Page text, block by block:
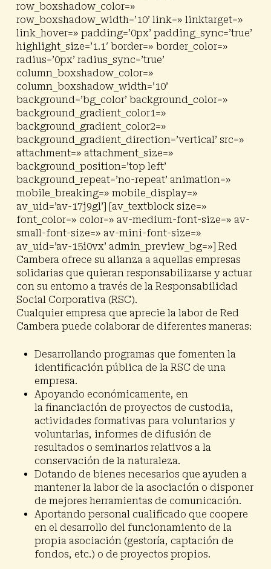
row_boxshadow_color=»
row_boxshadow_width=’10’ link=» linktarget=»
link_hover=» padding=’0px’ padding_sync=’true’
highlight_size=’1.1′ border=» border_color=»
radius=’0px’ radius_sync=’true’
column_boxshadow_color=»
column_boxshadow_width=’10’
background=’bg_color’ background_color=»
background_gradient_color1=»
background_gradient_color2=»
background_gradient_direction=’vertical’ src=»
attachment=» attachment_size=»
background_position=’top left’
background_repeat=’no-repeat’ animation=»
mobile_breaking=» mobile_display=»
av_uid=’av-17j9gl’] [av_textblock size=»
font_color=» color=» av-medium-font-size=» av-
small-font-size=» av-mini-font-size=»
av_uid=’av-15i0vx’ admin_preview_bg=»] Red
Cambera ofrece su alianza a aquellas empresas
solidarias que quieran responsabilizarse y actuar
con su entorno a través de la Responsabilidad
Social Corporativa (RSC).
Cualquier empresa que aprecie la labor de Red
Cambera puede colaborar de diferentes maneras:
Desarrollando programas que fomenten la
identificación pública de la RSC de una
empresa.
Apoyando económicamente, en
la financiación de proyectos de custodia,
actividades formativas para voluntarios y
voluntarias, informes de difusión de
resultados o seminarios relativos a la
conservación de la naturaleza.
Dotando de bienes necesarios que ayuden a
mantener la labor de la asociación o disponer
de mejores herramientas de comunicación.
Aportando personal cualificado que coopere
en el desarrollo del funcionamiento de la
propia asociación (gestoría, captación de
fondos, etc.) o de proyectos propios.